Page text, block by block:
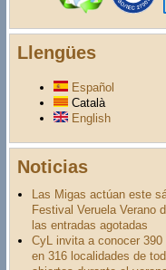
Llengües
Español
Català
English
Noticias
Las Migas actúan este
Festival Veruela Verano
las entradas agotadas
CyL invita a conocer 390
en 316 localidades de